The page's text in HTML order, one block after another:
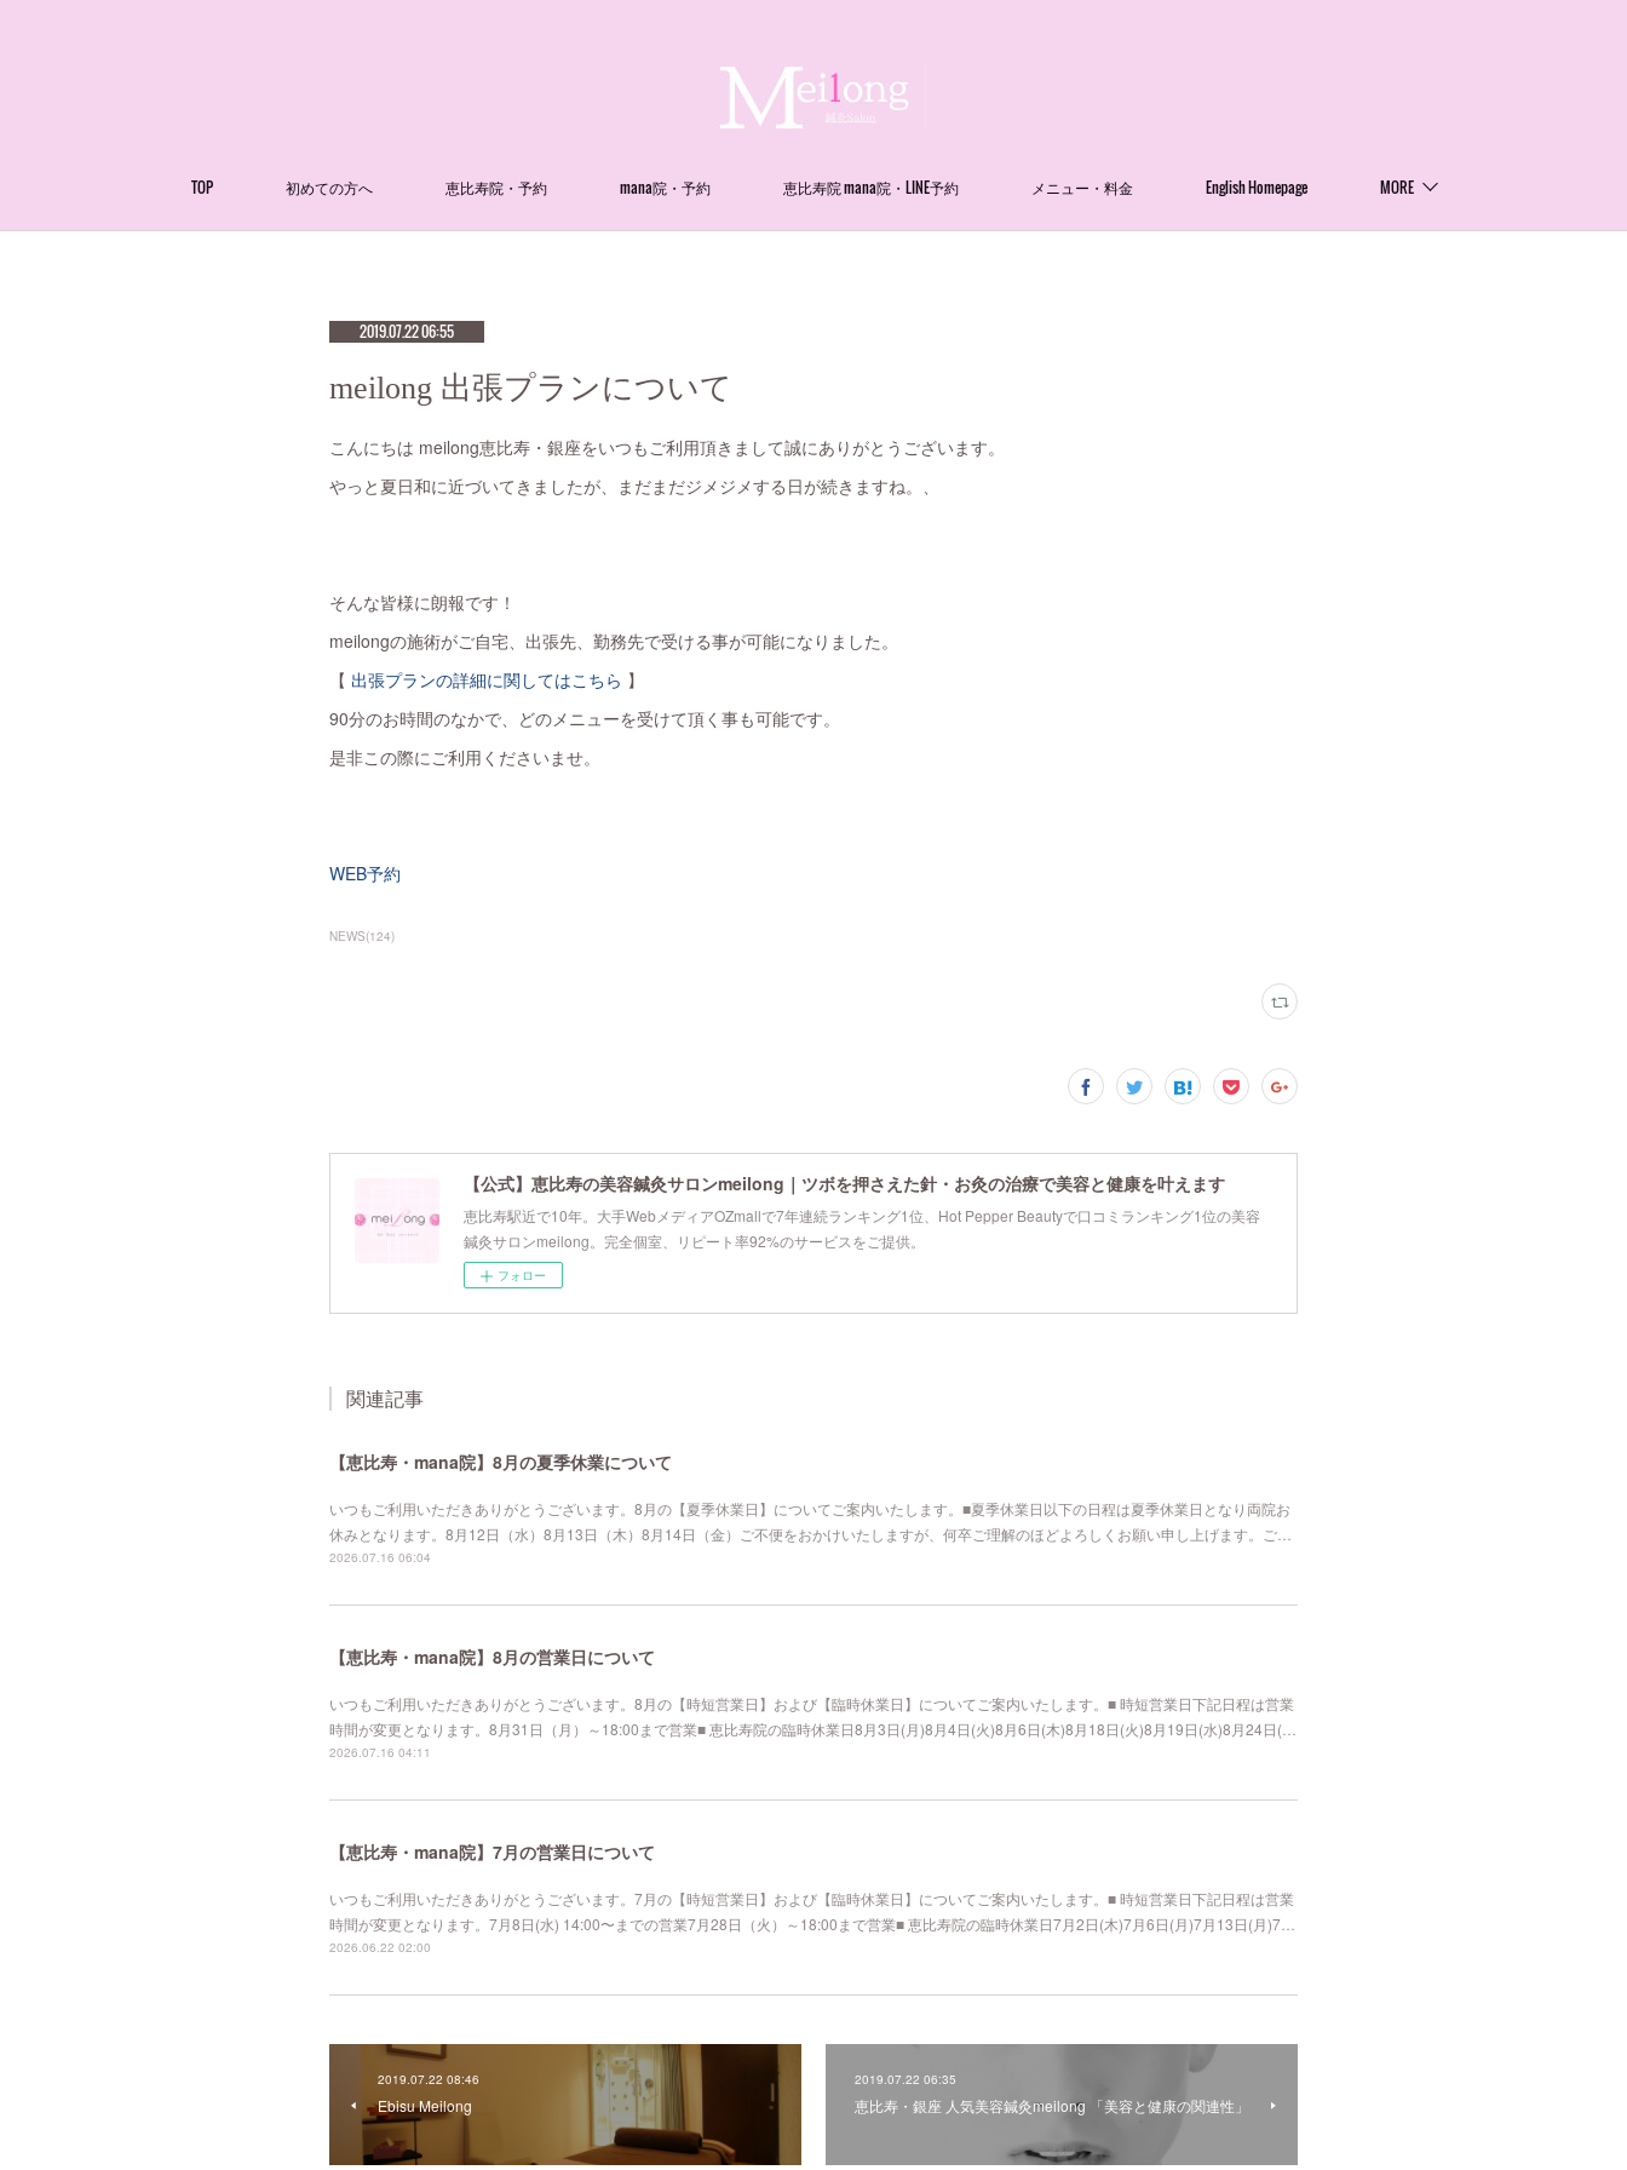
TOP 初めての方へ 恵比寿院・予約 mana院・予約 恵比寿院 mana院・LINE予約 メニュー・料金 English Homepage MORE
2019.07.22 06:55
meilong 出張プランについて
こんにちは meilong恵比寿・銀座をいつもご利用頂きまして誠にありがとうございます。
やっと夏日和に近づいてきましたが、まだまだジメジメする日が続きますね。、
そんな皆様に朗報です！
meilongの施術がご自宅、出張先、勤務先で受ける事が可能になりました。
【 出張プランの詳細に関してはこちら 】
90分のお時間のなかで、どのメニューを受けて頂く事も可能です。
是非この際にご利用くださいませ。
WEB予約
NEWS(124)
【公式】恵比寿の美容鍼灸サロンmeilong｜ツボを押さえた針・お灸の治療で美容と健康を叶えます
恵比寿駅近で10年。大手WebメディアOZmallで7年連続ランキング1位、Hot Pepper Beautyで口コミランキング1位の美容
鍼灸サロンmeilong。完全個室、リピート率92%のサービスをご提供。
フォロー
関連記事
【恵比寿・mana院】8月の夏季休業について
いつもご利用いただきありがとうございます。8月の【夏季休業日】についてご案内いたします。■夏季休業日以下の日程は夏季休業日となり両院お
休みとなります。8月12日（水）8月13日（木）8月14日（金）ご不便をおかけいたしますが、何卒ご理解のほどよろしくお願い申し上げます。ご…
2026.07.16 06:04
【恵比寿・mana院】8月の営業日について
いつもご利用いただきありがとうございます。8月の【時短営業日】および【臨時休業日】についてご案内いたします。■ 時短営業日下記日程は営業
時間が変更となります。8月31日（月）～18:00まで営業■ 恵比寿院の臨時休業日8月3日(月)8月4日(火)8月6日(木)8月18日(火)8月19日(水)8月24日(…
2026.07.16 04:11
【恵比寿・mana院】7月の営業日について
いつもご利用いただきありがとうございます。7月の【時短営業日】および【臨時休業日】についてご案内いたします。■ 時短営業日下記日程は営業
時間が変更となります。7月8日(水) 14:00〜までの営業7月28日（火）～18:00まで営業■ 恵比寿院の臨時休業日7月2日(木)7月6日(月)7月13日(月)7…
2026.06.22 02:00
2019.07.22 08:46
Ebisu Meilong
2019.07.22 06:35
恵比寿・銀座 人気美容鍼灸meilong 「美容と健康の関連性」